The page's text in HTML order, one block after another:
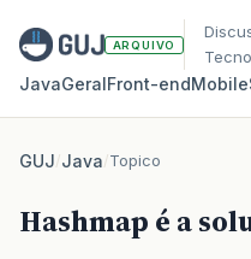
ARQUIVO
JavaGeralFront‑endMobile
GUJ/Java/Topico
Hashmap é a